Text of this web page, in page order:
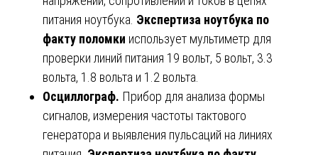
питания ноутбука. Экспертиза ноутбука по
факту поломки использует мультиметр для
проверки линий питания 19 вольт, 5 вольт, 3.3
вольта, 1.8 вольта и 1.2 вольта.
Осциллограф. Прибор для анализа формы
сигналов, измерения частоты тактового
генератора и выявления пульсаций на линиях